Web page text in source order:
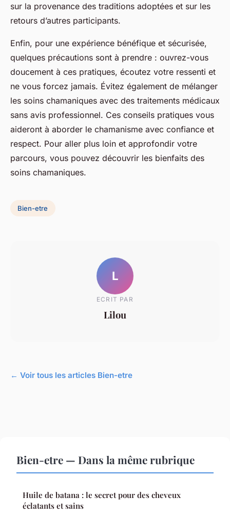
sur la provenance des traditions adoptées et sur les
retours d’autres participants.
Enfin, pour une expérience bénéfique et sécurisée,
quelques précautions sont à prendre : ouvrez-vous
doucement à ces pratiques, écoutez votre ressenti et
ne vous forcez jamais. Évitez également de mélanger
les soins chamaniques avec des traitements médicaux
sans avis professionnel. Ces conseils pratiques vous
aideront à aborder le chamanisme avec confiance et
respect. Pour aller plus loin et approfondir votre
parcours, vous pouvez découvrir les bienfaits des
soins chamaniques.
Bien-etre
L
ECRIT PAR
Lilou
← Voir tous les articles Bien-etre
Bien-etre — Dans la même rubrique
Huile de batana : le secret pour des cheveux
éclatants et sains